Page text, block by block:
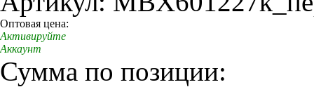
Оптовая цена:
Активируйте
Аккаунт
Сумма по позиции: